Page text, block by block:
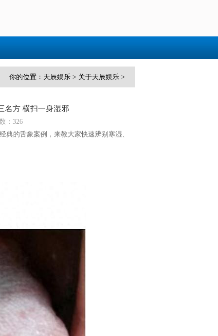
你的位置： 天辰娱乐 > 关于天辰娱乐 >
名方 横扫一身湿邪
：326
的舌象案例，来教大家快速辨别寒湿、